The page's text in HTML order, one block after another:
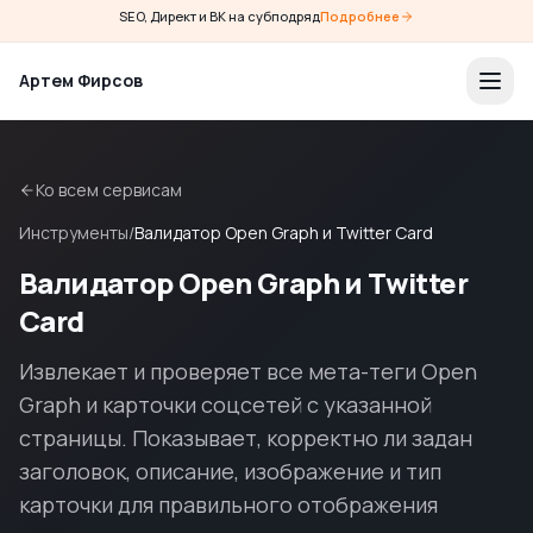
SEO, Директ и ВК на субподрядПодробнее
Артем Фирсов
Ко всем сервисам
Инструменты/Валидатор Open Graph и Twitter Card
Валидатор Open Graph и Twitter
Card
Извлекает и проверяет все мета-теги Open
Graph и карточки соцсетей с указанной
страницы. Показывает, корректно ли задан
заголовок, описание, изображение и тип
карточки для правильного отображения